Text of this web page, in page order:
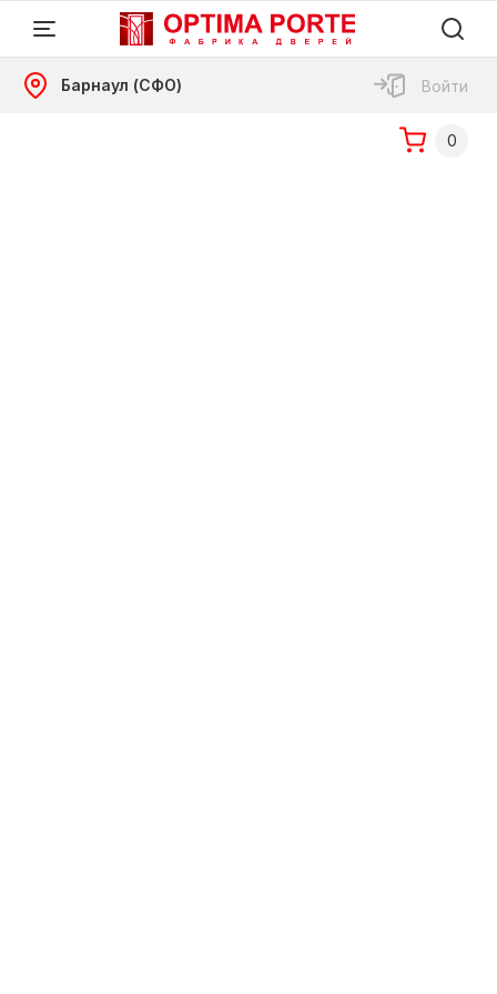
Барнаул (СФО) Войти
0